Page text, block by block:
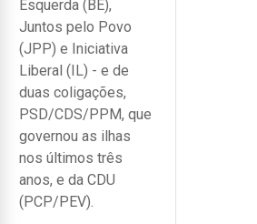
Esquerda (BE),
Juntos pelo Povo
(JPP) e Iniciativa
Liberal (IL) - e de
duas coligações,
PSD/CDS/PPM, que
governou as ilhas
nos últimos três
anos, e da CDU
(PCP/PEV).